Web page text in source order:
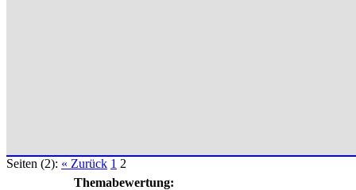
Seiten (2): « Zurück 1 2
Themabewertung: